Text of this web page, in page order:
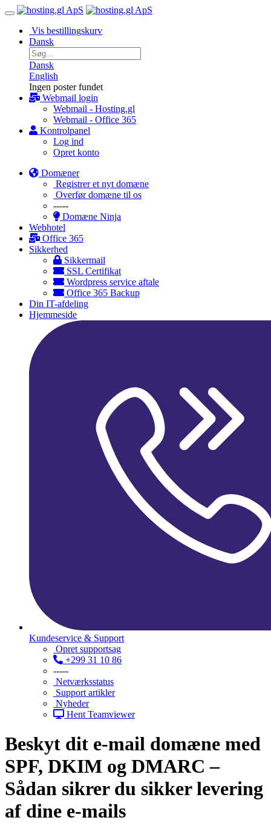
Vis bestillingskurv
Dansk
Dansk
English
Ingen poster fundet
Webmail login
Webmail - Hosting.gl
Webmail - Office 365
Kontrolpanel
Log ind
Opret konto
Domæner
Registrer et nyt domæne
Overfør domæne til os
-----
Domæne Ninja
Webhotel
Office 365
Sikkerhed
Sikkermail
SSL Certifikat
Wordpress service aftale
Office 365 Backup
Din IT-afdeling
Hjemmeside
Kundeservice & Support
Opret supportsag
+299 31 10 86
-----
Netværksstatus
Support artikler
Nyheder
Hent Teamviewer
Beskyt dit e-mail domæne med
SPF, DKIM og DMARC –
Sådan sikrer du sikker levering
af dine e-mails